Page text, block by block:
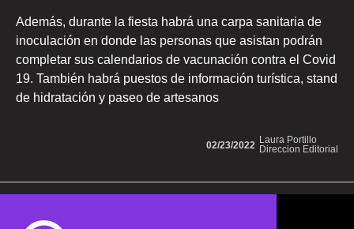
Además, durante la fiesta habrá una carpa sanitaria de
inoculación en donde las personas que asistan podrán
completar sus calendarios de vacunación contra el Covid
19. También habrá puestos de información turística, stand
de hidratación y paseo de artesanos
Laura Portillo
Direccion Editorial
02/23/2022